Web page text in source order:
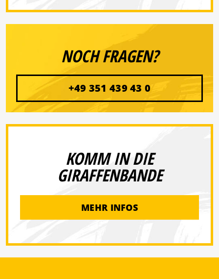
NOCH FRAGEN?
+49 351 439 43 0
KOMM IN DIE
GIRAFFENBANDE
MEHR INFOS